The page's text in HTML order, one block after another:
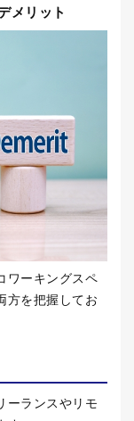
メリット
ワーキングスペ
方を把握してお
ーランスやリモ